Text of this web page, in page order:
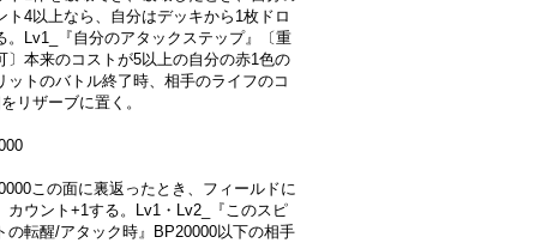
ト4以上なら、自分はデッキから1枚ドロ
。Lv1_『自分のアタックステップ』〔重
〕本来のコストが5以上の自分の赤1色の
ットのバトル終了時、相手のライフのコ
リザーブに置く。
この面に裏返ったとき、フィールドに
カウント+1する。Lv1・Lv2_『このスピ
の転醒/アタック時』BP20000以下の相手